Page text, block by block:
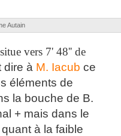
Autain
vers 7' 48'' de
dire à M. Iacub ce
éléments de
la bouche de B.
+ mais dans le
à la faible